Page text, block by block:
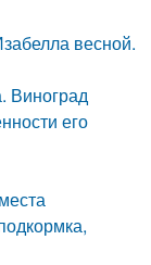
весной.
Виноград
его